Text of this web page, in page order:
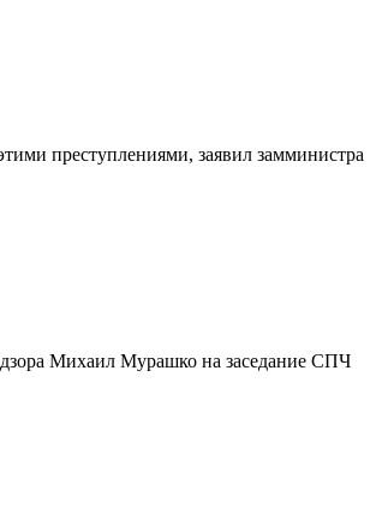
преступлениями, заявил замминистра
Михаил Мурашко на заседание СПЧ